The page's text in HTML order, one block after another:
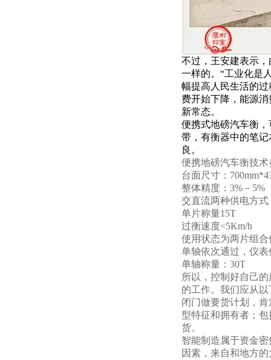
不过，王安建表示
一样的。“工业化是
幅提高人民生活的
费开始下降，能源
新常态。
便携式地磅汽车衡
带，有衡器中的笔
良。
便携地磅汽车衡技术
台面尺寸：
整体精度： 3%－5%
交直流两种供电方式
单片称量15T
过衡速度<5Km/h
使用状态为两片组
单轴依次通过，仪
单轴称量： 30T
所以，控制好自己
的工作。我们应从
闭门做要货计划，
型特征和拥有者；
货。
智能制造属于资金
因素，来自和地方